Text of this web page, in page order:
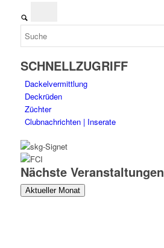
SCHNELLZUGRIFF
Dackelvermittlung
Deckrüden
Züchter
Clubnachrichten | Inserate
Nächste Veranstaltungen
Aktueller Monat